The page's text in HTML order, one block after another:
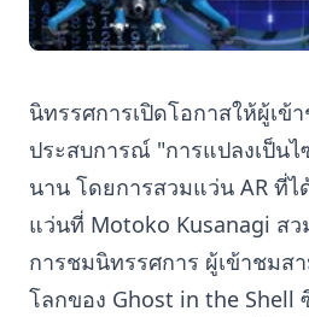
นิทรรศการเปิดโอกาสให้ผู้เข้
ประสบการณ์ "การแปลงเป็น
นาน โดยการสวมแว่น AR ที่
แว่นที่ Motoko Kusanagi สว
การชมนิทรรศการ ผู้เข้าชมส
โลกของ Ghost in the Shell